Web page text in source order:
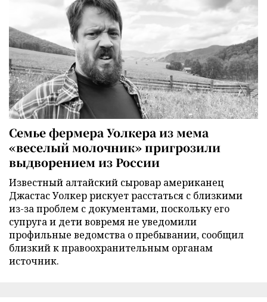
Семье фермера Уолкера из мема
«веселый молочник» пригрозили
выдворением из России
Известный алтайский сыровар американец
Джастас Уолкер рискует расстаться с близкими
из-за проблем с документами, поскольку его
супруга и дети вовремя не уведомили
профильные ведомства о пребывании, сообщил
близкий к правоохранительным органам
источник.